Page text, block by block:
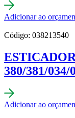
Adicionar ao
Código: 038213540
380/381/034/
Adicionar ao